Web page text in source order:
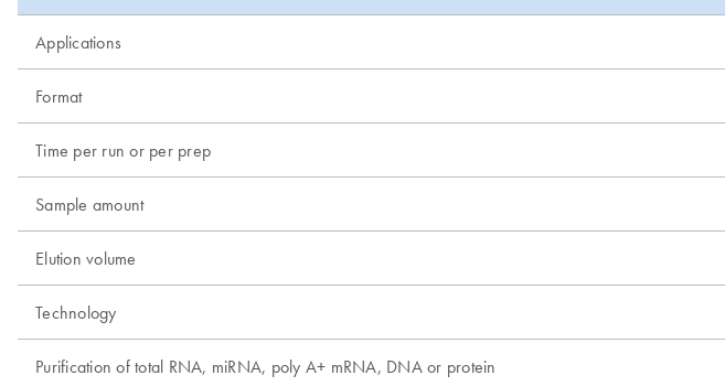
Applications
Format
Time per run or per prep
Sample amount
Elution volume
Technology
Purification of total RNA, miRNA, poly A+ mRNA, DNA or protein